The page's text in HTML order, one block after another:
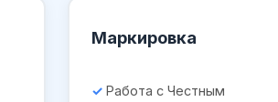
Маркировка
Работа с Честным